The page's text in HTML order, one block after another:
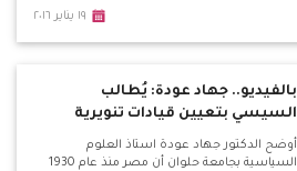
١٩ يناير ٢٠١٦
بالفيديو.. جهاد عودة: يُطالب
السيسي بتعيين قيادات تنويرية
أوضح الدكتور جهاد عودة استاذ العلوم
السياسية بجامعة حلوان أن مصر منذ عام 1930